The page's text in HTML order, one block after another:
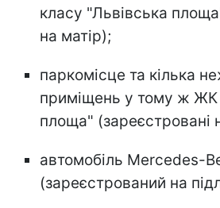
класу "Львівська
на матір);
паркомісце та кілька
приміщень у тому ж ЖК
площа" (зареєстровані
автомобіль Mercedes-
(зареєстрований на